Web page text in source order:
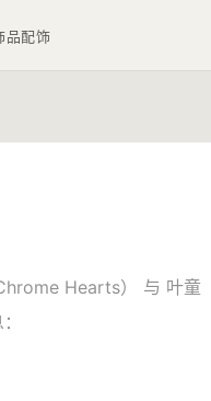
品配饰
Hearts） 与 叶